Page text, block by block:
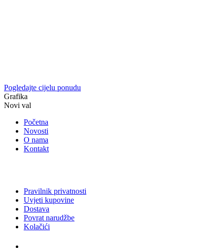
Pogledajte cijelu ponudu
Grafika
Novi val
Početna
Novosti
O nama
Kontakt
Pravilnik privatnosti
Uvjeti kupovine
Dostava
Povrat narudžbe
Kolačići